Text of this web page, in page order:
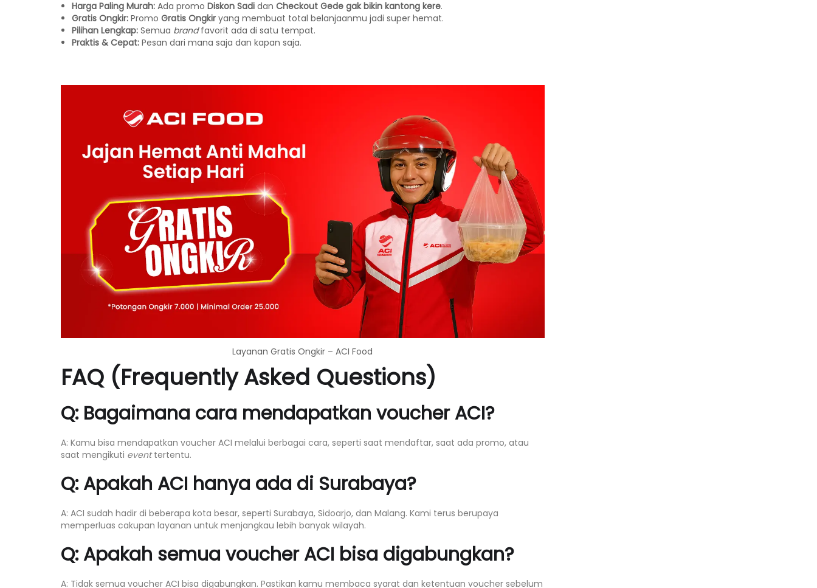
Harga Paling Murah: Ada promo Diskon Sadi dan Checkout Gede gak bikin kantong kere.
Gratis Ongkir: Promo Gratis Ongkir yang membuat total belanjaanmu jadi super hemat.
Pilihan Lengkap: Semua brandfavorit ada di satu tempat.
Praktis & Cepat: Pesan dari mana saja dan kapan saja.
Layanan Gratis Ongkir – ACI Food
FAQ (Frequently Asked Questions)
Q: Bagaimana cara mendapatkan voucher ACI?
A: Kamu bisa mendapatkan voucher ACI melalui berbagai cara, seperti saat mendaftar, saat ada promo, atau
saat mengikuti eventtertentu.
Q: Apakah ACI hanya ada di Surabaya?
A: ACI sudah hadir di beberapa kota besar, seperti Surabaya, Sidoarjo, dan Malang. Kami terus berupaya
memperluas cakupan layanan untuk menjangkau lebih banyak wilayah.
Q: Apakah semua voucher ACI bisa digabungkan?
A: Tidak semua voucher ACI bisa digabungkan. Pastikan kamu membaca syarat dan ketentuan voucher sebelum